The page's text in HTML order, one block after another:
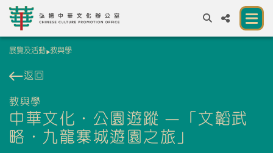
EN繁簡
一所讓公眾體驗中華文化的新場館
中華文化節 2026
展覽及活動 教與學
返回
教與學
中華文化．公園遊蹤 —「文韜武
略．九龍寨城遊園之旅」